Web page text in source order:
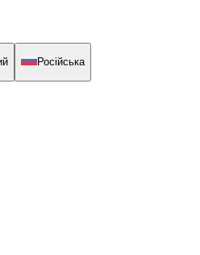
Російська